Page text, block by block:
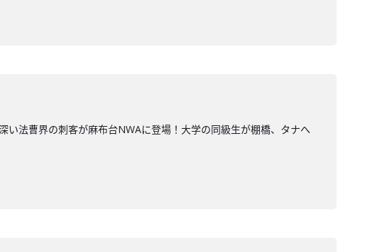
法曹界の刺客が麻布台NWAに登場！大学の同級生が棚橋、タナへ